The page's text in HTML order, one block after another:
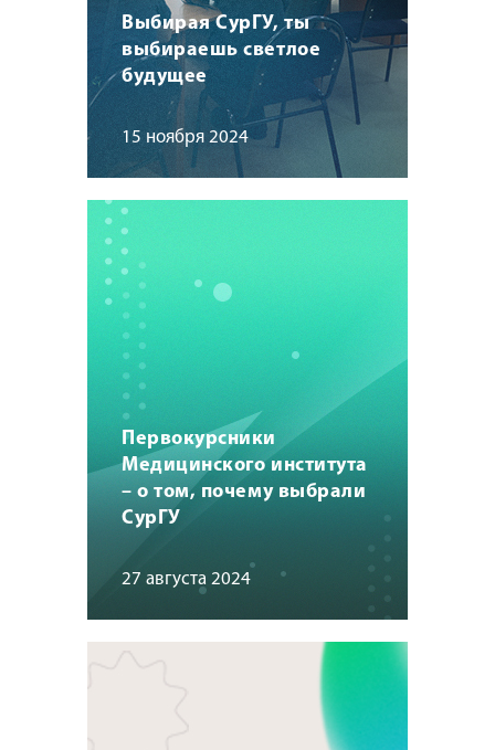
Выбирая СурГУ, ты
выбираешь светлое
будущее
15 ноября 2024
Первокурсники
Медицинского института
– о том, почему выбрали
СурГУ
27 августа 2024